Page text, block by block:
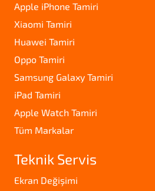
Apple iPhone Tamiri
Xiaomi Tamiri
Huawei Tamiri
Oppo Tamiri
Samsung Galaxy Tamiri
iPad Tamiri
Apple Watch Tamiri
Tüm Markalar
Teknik Servis
Ekran Değişimi